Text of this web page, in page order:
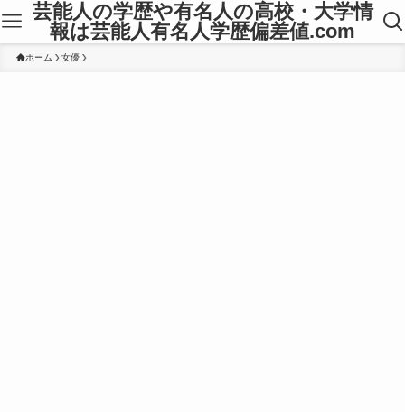
芸能人の学歴や有名人の高校・大学情
報は芸能人有名人学歴偏差値.com
ホーム 女優